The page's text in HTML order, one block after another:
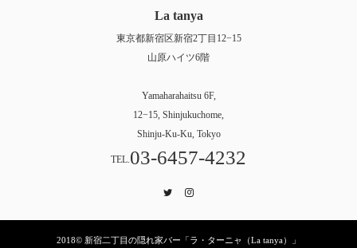
La tanya
東京都新宿区新宿2丁目12−15
山原ハイツ6階
Yamaharahaitsu 6F,
12−15, Shinjukuchome,
Shinju-Ku-Ku, Tokyo
TEL.03-6457-4232
Twitter
2018© 新宿二丁目の隠れ家バー「ラ・ターニャ（La tanya）」